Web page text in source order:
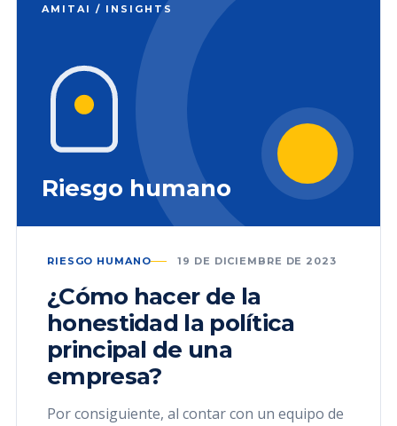
AMITAI / INSIGHTS
Riesgo humano
RIESGO HUMANO 19 DE DICIEMBRE DE 2023
¿Cómo hacer de la
honestidad la política
principal de una
empresa?
Por consiguiente, al contar con un equipo de